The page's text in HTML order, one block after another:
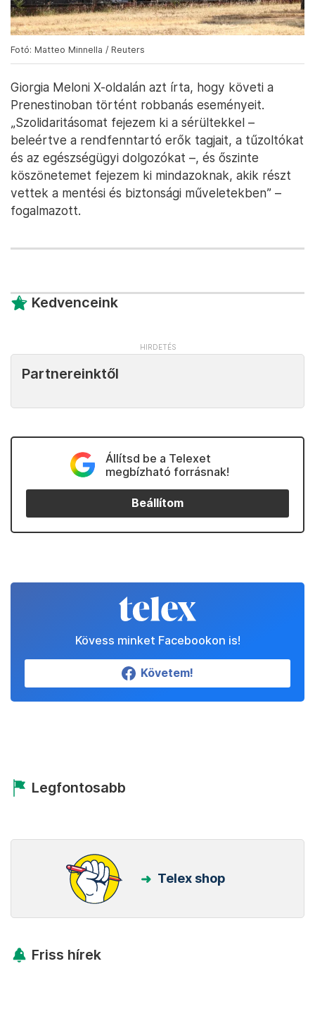
Fotó: Matteo Minnella / Reuters
Giorgia Meloni X-oldalán azt írta, hogy követi a
Prenestinoban történt robbanás eseményeit.
„Szolidaritásomat fejezem ki a sérültekkel –
beleértve a rendfenntartó erők tagjait, a tűzoltókat
és az egészségügyi dolgozókat –, és őszinte
köszönetemet fejezem ki mindazoknak, akik részt
vettek a mentési és biztonsági műveletekben” –
fogalmazott.
Kedvenceink
Partnereinktől
Állítsd be a Telexet
megbízható forrásnak!
Beállítom
Kövess minket Facebookon is!
Követem!
Legfontosabb
Telex shop
Friss hírek